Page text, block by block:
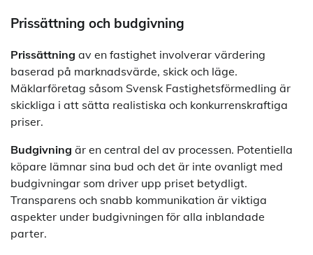
Prissättning och budgivning
Prissättning av en fastighet involverar värdering
baserad på marknadsvärde, skick och läge.
Mäklarföretag såsom Svensk Fastighetsförmedling är
skickliga i att sätta realistiska och konkurrenskraftiga
priser.
Budgivning är en central del av processen. Potentiella
köpare lämnar sina bud och det är inte ovanligt med
budgivningar som driver upp priset betydligt.
Transparens och snabb kommunikation är viktiga
aspekter under budgivningen för alla inblandade
parter.